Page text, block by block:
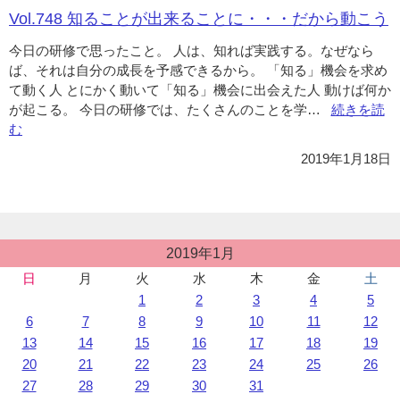
ジ
の
位
置:
Vol.748 知ることが出来ることに・・・だから動こう
今日の研修で思ったこと。 人は、知れば実践する。なぜなら
ば、それは自分の成長を予感できるから。 「知る」機会を求め
て動く人 とにかく動いて「知る」機会に出会えた人 動けば何か
が起こる。 今日の研修では、たくさんのことを学…
“Vol.748
こ
る
に・・・
続きを読
む
2019年1月18日
稿
2019年1月
日
月 火 水 木 金
土
1
2 3 4
5
6
7 8 9 10 11
12
13
14 15 16 17 18
19
20
21 22 23 24 25
26
27
28 29 30
31